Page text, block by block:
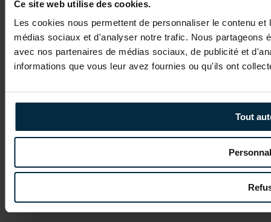
Ce site web utilise des cookies.
Les cookies nous permettent de personnaliser le contenu
médias sociaux et d'analyser notre trafic. Nous partageons
avec nos partenaires de médias sociaux, de publicité et
informations que vous leur avez fournies ou qu'ils ont
Tout
RESTEZ INFORMÉ
Suivez-nous